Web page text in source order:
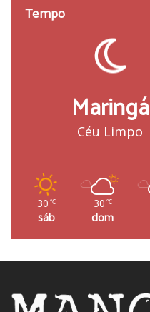
Tempo
Maringá
Céu Limpo
30 ℃
sáb
30 ℃
dom